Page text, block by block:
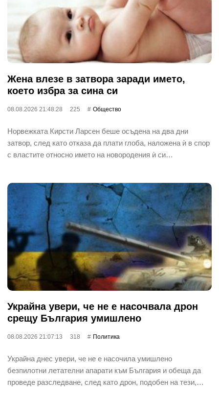
Жена влезе в затвора заради името,
което избра за сина си
08.08.2026 21:48:28 225 Общество
Норвежката Кирсти Ларсен беше осъдена на два дни
затвор, след като отказа да плати глоба, наложена ѝ в спор
с властите относно името на новородения ѝ си…
Украйна увери, че не е насочвала дрон
срещу България умишлено
08.08.2026 21:07:13 318 Политика
Украйна днес увери, че не е насочила умишлено
безпилотни летателни апарати към България и обеща да
проведе разследване, след като дрон, подобен на тези,…